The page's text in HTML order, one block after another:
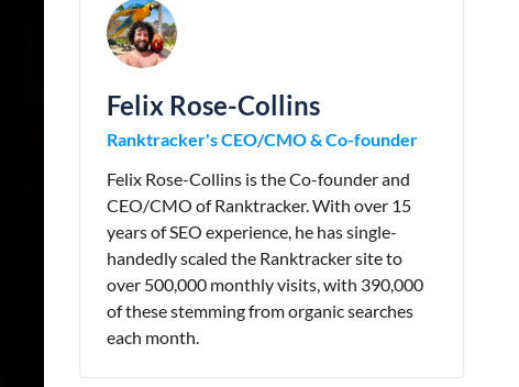
Felix Rose-Collins
Ranktracker's CEO/CMO & Co-founder
Felix Rose-Collins is the Co-founder and
CEO/CMO of Ranktracker. With over 15
years of SEO experience, he has single-
handedly scaled the Ranktracker site to
over 500,000 monthly visits, with 390,000
of these stemming from organic searches
each month.